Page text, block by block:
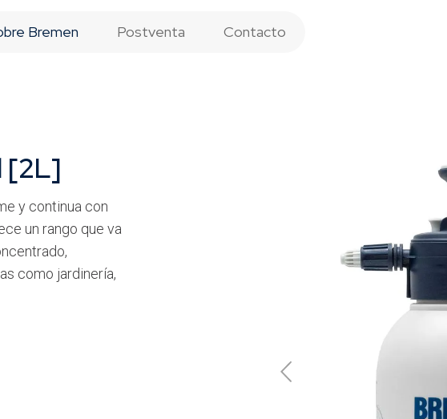
Bremen Postventa Contacto
[2L]
y continua con
un rango que va
como jardinería,